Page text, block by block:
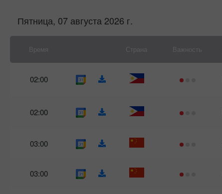
Пятница, 07 августа 2026 г.
Время Страна Важность
02:00
02:00
03:00
03:00